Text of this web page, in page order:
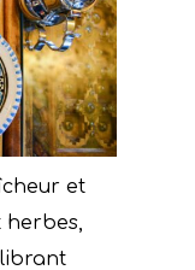
et
herbes,